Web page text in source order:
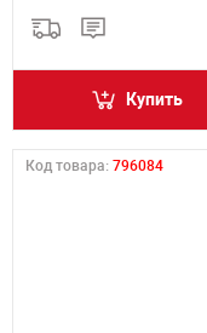
Купить
Код товара: 796084